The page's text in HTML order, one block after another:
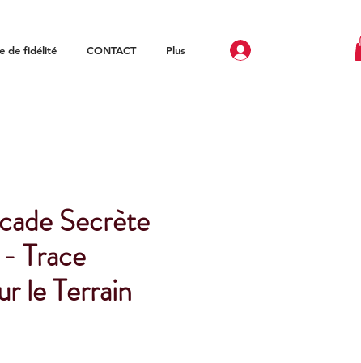
de fidélité CONTACT Plus
Secrète
Trace
le Terrain